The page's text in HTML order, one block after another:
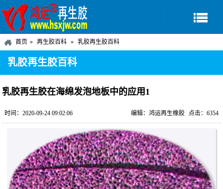
首页 再生胶百科 乳胶再生胶百科
乳胶再生胶百科
乳胶再生胶在海绵发泡地板中的应用1
时间：2020-09-24 09:02:06 点击：6354
编辑：鸿运再生橡胶